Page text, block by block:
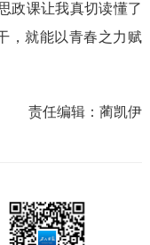
政课让我真切读懂了
，就能以青春之力赋
责任编辑：蔺凯伊